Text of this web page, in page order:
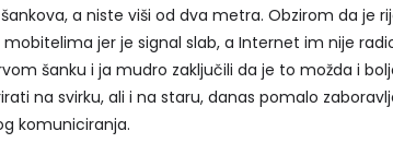
a niste viši od dva metra. Obzirom da je
jer je signal slab, a Internet im nije
šanku i ja mudro zaključili da je to možda i
na svirku, ali i na staru, danas pomalo
komuniciranja.